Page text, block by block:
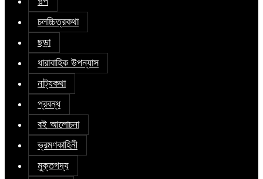
চলচ্চিত্রকথা
ছড়া
ধারাবাহিক উপন্যাস
নাট্যকথা
প্রবন্ধ
বই আলোচনা
ভ্রমণকাহিনী
মুক্তগদ্য